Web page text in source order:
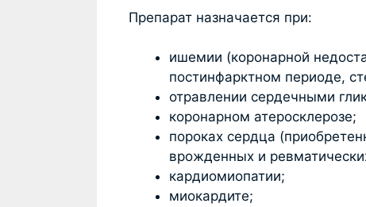
Препарат назначается при:
ишемии (коронарной
постинфарктном периоде,
отравлении сердечными
коронарном атеросклерозе;
пороках сердца
врожденных и
кардиомиопатии;
миокардите;